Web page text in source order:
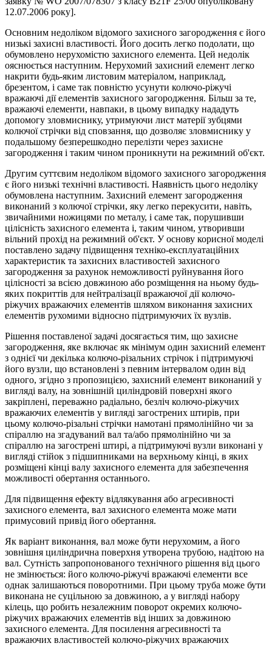
12.07.2006 року].
Основним недоліком відомого захисного загородження є його
низькі захисні властивості. Його досить легко подолати, що
обумовлено нерухомістю захисного елемента. Цей недолік
ояснюється наступним. Нерухомий захисний елемент легко
накрити будь-яким листовим матеріалом, наприклад,
брезентом, і саме так повністю усунути колючо-ріжучі
вражаючі дії елементів захисного загородження. Більш за те,
вражаючі елементи, навпаки, в цьому випадку нададуть
допомогу зловмиснику, утримуючи лист матерії зубцями
колючої стрічки від сповзання, що дозволяє зловмиснику у
подальшому безперешкодно перелізти через захисне
загородження і таким чином проникнути на режимний об'єкт.
Другим суттєвим недоліком відомого захисного загородження
є його низькі технічні властивості. Наявність цього недоліку
обумовлена наступним. Захисний елемент загородження
виконаний з колючої стрічки, яку легко перекусити, навіть,
звичайними ножицями по металу, і саме так, порушивши
цілісність захисного елемента і, таким чином, утворивши
вільний прохід на режимний об'єкт. У основу корисної моделі
поставлено задачу підвищення техніко-експлуатаційних
характеристик та захисних властивостей захисного
загородження за рахунок неможливості руйнування його
цілісності за всією довжиною або розміщення на ньому будь-
яких покриттів для нейтралізації вражаючої дії колючо-
ріжучих вражаючих елементів шляхом виконання захисних
елементів рухомими відносно підтримуючих їх вузлів.
Рішення поставленої задачі досягається тим, що захисне
загородження, яке включає як мінімум один захисний елемент
з однієї чи декілька колючо-різальних стрічок і підтримуючі
його вузли, що встановлені з певним інтервалом один від
одного, згідно з пропозицією, захисний елемент виконаний у
вигляді валу, на зовнішній циліндровій поверхні якого
закріплені, переважно радіально, безліч колючо-ріжучих
вражаючих елементів у вигляді загострених штирів, при
цьому колючо-різальні стрічки намотані прямолінійно чи за
спіраллю на згадуваний вал та/або прямолінійно чи за
спіраллю на загострені штирі, а підтримуючі вузли виконані у
вигляді стійок з підшипниками на верхньому кінці, в яких
розміщені кінці валу захисного елемента для забезпечення
можливості обертання останнього.
Для підвищення ефекту відлякування або агресивності
захисного елемента, вал захисного елемента може мати
примусовий привід його обертання.
Як варіант виконання, вал може бути нерухомим, а його
зовнішня циліндрична поверхня утворена трубою, надітою на
вал. Сутність запропонованого технічного рішення від цього
не змінюється: його колючо-ріжучі вражаючі елементи все
однак залишаються поворотними. При цьому труба може бути
виконана не суцільною за довжиною, а у вигляді набору
кілець, що робить незалежним поворот окремих колючо-
ріжучих вражаючих елементів від інших за довжиною
захисного елемента. Для посилення агресивності та
вражаючих властивостей колючо-ріжучих вражаючих